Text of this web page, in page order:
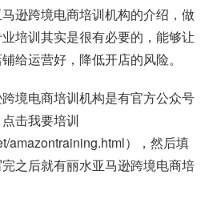
逊跨境电商培训机构的介绍，做
培训其实是很有必要的，能够让
给运营好，降低开店的风险。
境电商培训机构是有官方公众号
击我要培训
amazontraining.html），然后填
之后就有丽水亚马逊跨境电商培